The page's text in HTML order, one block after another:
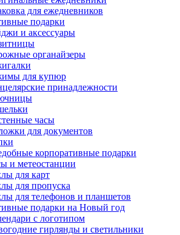
для ежедневников
подарки
и аксессуары
органайзеры
для купюр
принадлежности
часы
для документов
корпоративные подарки
и метеостанции
для карт
для пропуска
для телефонов и планшетов
подарки на Новый год
с логотипом
гирлянды и светильники